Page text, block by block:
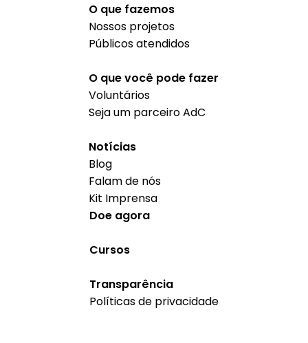
O que fazemos
Nossos projetos
Públicos atendidos
O que você pode fazer
Voluntários
Seja um parceiro AdC
Notícias
Blog
Falam de nós
Kit Imprensa
Doe agora
Cursos
Transparência
Políticas de privacidade